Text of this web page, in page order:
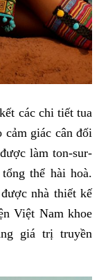
các chi tiết tua
cảm giác cân đối
làm ton-sur-
thể hài hoà.
nhà thiết kế
Việt Nam khoe
giá trị truyền